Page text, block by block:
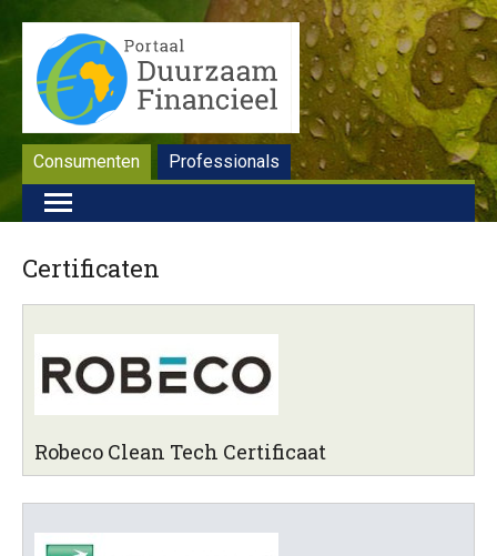
Consumenten Professionals
Certificaten
Robeco Clean Tech Certificaat